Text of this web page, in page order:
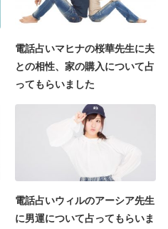
電話占いマヒナの桜華先生に夫
との相性、家の購入について占
ってもらいました
電話占いウィルのアーシア先生
に男運について占ってもらいま